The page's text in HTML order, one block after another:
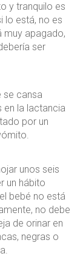
y tranquilo es
lo está, no es
muy apagado,
ser
se cansa
en la lactancia
por un
unos seis
un hábito
bebé no está
no debe
de orinar en
negras o